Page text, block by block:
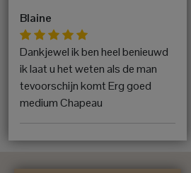
Blaine
Dankjewel ik ben heel benieuwd
ik laat u het weten als de man
tevoorschijn komt Erg goed
medium Chapeau